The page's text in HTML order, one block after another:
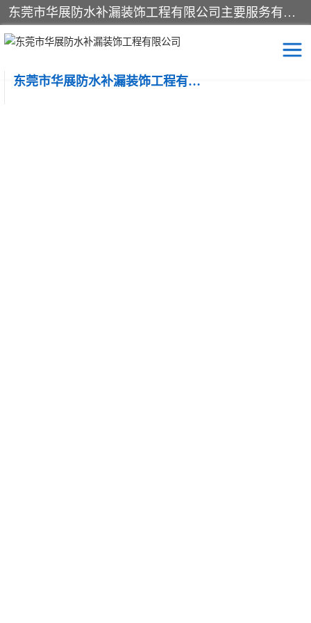
东莞市华展防水补漏装饰工程有限公司主要服务有：东莞防水补漏，东莞厂房防水补漏，东莞房屋渗漏水维修，楼面漏水维修，裂缝补漏，伸缩缝补漏，卫生间防水改造，厕所漏水补漏，外墙窗台补漏，电梯井堵漏，地下车库防水引水工程等
东莞市华展防水补漏装饰工程有限公司